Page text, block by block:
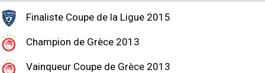
Finaliste Coupe de la Ligue 2015
Champion de Grèce 2013
Vainqueur Coupe de Grèce 2013